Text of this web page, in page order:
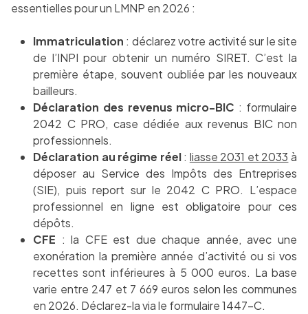
essentielles pour un LMNP en 2026 :
Immatriculation : déclarez votre activité sur le site
de l’INPI pour obtenir un numéro SIRET. C’est la
première étape, souvent oubliée par les nouveaux
bailleurs.
Déclaration des revenus micro-BIC : formulaire
2042 C PRO, case dédiée aux revenus BIC non
professionnels.
Déclaration au régime réel: liasse 2031 et 2033 à
déposer au Service des Impôts des Entreprises
(SIE), puis report sur le 2042 C PRO. L’espace
professionnel en ligne est obligatoire pour ces
dépôts.
CFE : la CFE est due chaque année, avec une
exonération la première année d’activité ou si vos
recettes sont inférieures à 5 000 euros. La base
varie entre 247 et 7 669 euros selon les communes
en 2026. Déclarez-la via le formulaire 1447-C.